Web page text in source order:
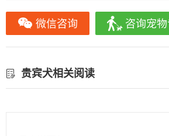
微信咨询 咨询宠
贵宾犬相关阅读